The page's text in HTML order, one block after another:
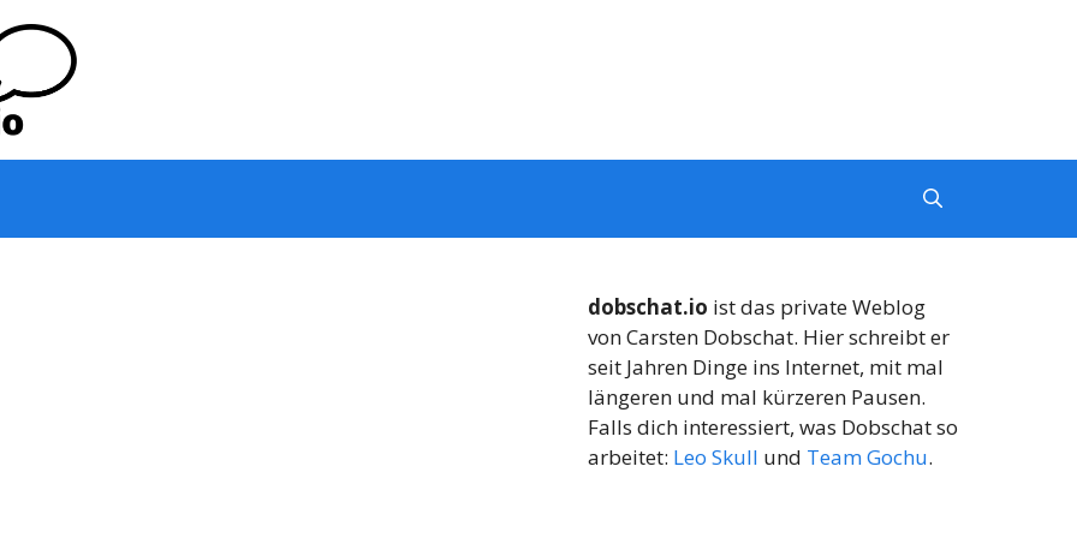
dobschat.io ist das private Weblog
von Carsten Dobschat. Hier schreibt er
seit Jahren Dinge ins Internet, mit mal
längeren und mal kürzeren Pausen.
Falls dich interessiert, was Dobschat so
arbeitet: Leo Skull und Team Gochu.